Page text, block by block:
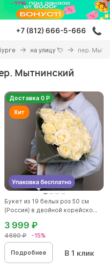
+7 (812) 666-5-666
на улицу 💘 пер.
Мытнинский
Доставка 0 Р
Букет из 19 белых роз 50 см
(Россия) в двойной корейско...
4690 ₽ -15%
3 999 ₽
Подробнее В 1 клик